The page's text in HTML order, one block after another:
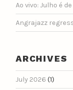
Ao vivo: Julho é
Angrajazz
ARCHIVES
July 2026 (1)